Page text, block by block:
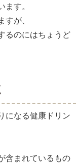
ます。
すが、
るのにはちょうど
になる健康ドリン
含まれているもの